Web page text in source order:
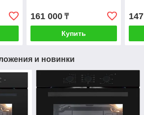
161 000₸
Купить
и новинки